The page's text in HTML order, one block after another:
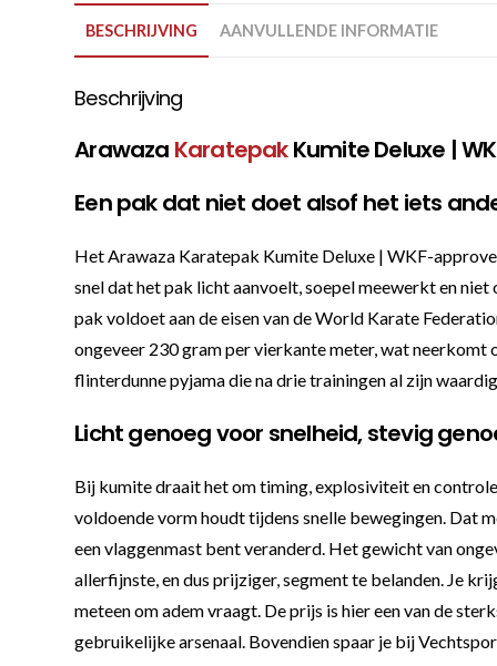
BESCHRIJVING AANVULLENDE INFORMATIE
Beschrijving
Arawaza KaratepakKumite Deluxe |
Een pak dat niet doet alsof het iets
Het Arawaza Karatepak Kumite Deluxe | WKF-
snel dat het pak licht aanvoelt, soepel meewerkt en
pak voldoet aan de eisen van de World Karate
ongeveer 230 gram per vierkante meter, wat neerkomt
flinterdunne pyjama die na drie trainingen al zijn
Licht genoeg voor snelheid, stevig
Bij kumite draait het om timing, explosiviteit en
voldoende vorm houdt tijdens snelle bewegingen. Dat
een vlaggenmast bent veranderd. Het gewicht van
allerfijnste, en dus prijziger, segment te belanden. Je
meteen om adem vraagt. De prijs is hier een van de
gebruikelijke arsenaal. Bovendien spaar je bij